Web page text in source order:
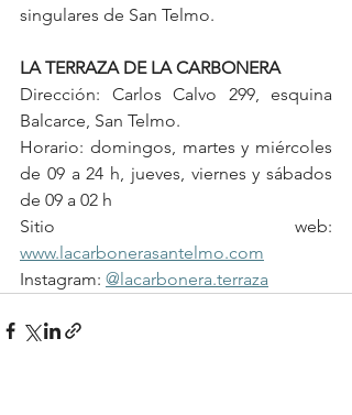
singulares de San Telmo.
LA TERRAZA DE LA CARBONERA
Dirección: Carlos Calvo 299, esquina
Balcarce, San Telmo.
Horario: domingos, martes y miércoles
de 09 a 24 h, jueves, viernes y sábados
de 09 a 02 h
www.lacarbonerasantelmo.com
Instagram: @lacarbonera.terraza